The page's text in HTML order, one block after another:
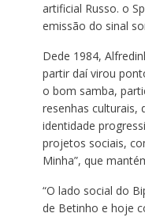
artificial Russo. o
emissão do sinal
Dede 1984,
partir daí virou
o bom samba,
resenhas culturais,
identidade
projetos sociais,
Minha”, que
“O lado social do
de Betinho e hoje